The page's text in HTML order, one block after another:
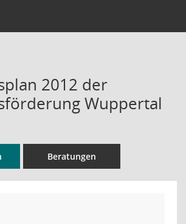
2012 der
Wuppertal
Beratungen